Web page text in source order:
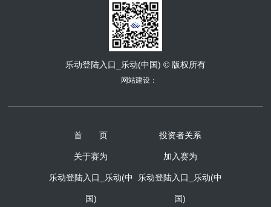
乐动登陆入口_乐动(中国) © 版权所有
网站建设：
首 页 投资者关系
关于赛为 加入赛为
乐动登陆入口_乐动(中
国)
乐动登陆入口_乐动(中
国)